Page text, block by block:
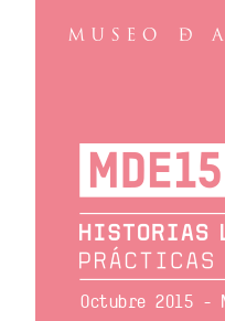
Octubre 2015 -